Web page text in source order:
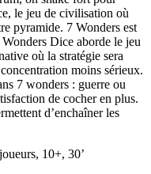
le jeu de civilisation où
pyramide. 7 Wonders est
Dice aborde le jeu
où la stratégie sera
moins sérieux.
7 wonders : guerre ou
de cocher en plus.
d’enchaîner les
10+, 30’